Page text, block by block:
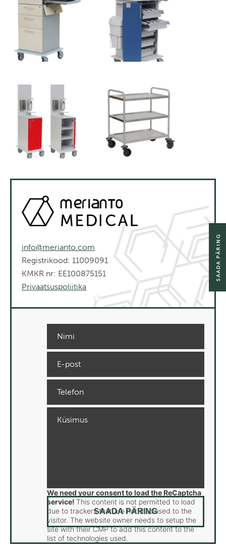
info@merianto.com
Registrikood: 11009091
KMKR nr: EE100875151
Privaatsuspoliitika
We need your consent to load the ReCaptcha
service! This content is not permitted to load
due to trackers that are not disclosed to the
visitor. The website owner needs to setup the
site with their CMP to add this content to the
list of technologies used.
SAADA PÄRING